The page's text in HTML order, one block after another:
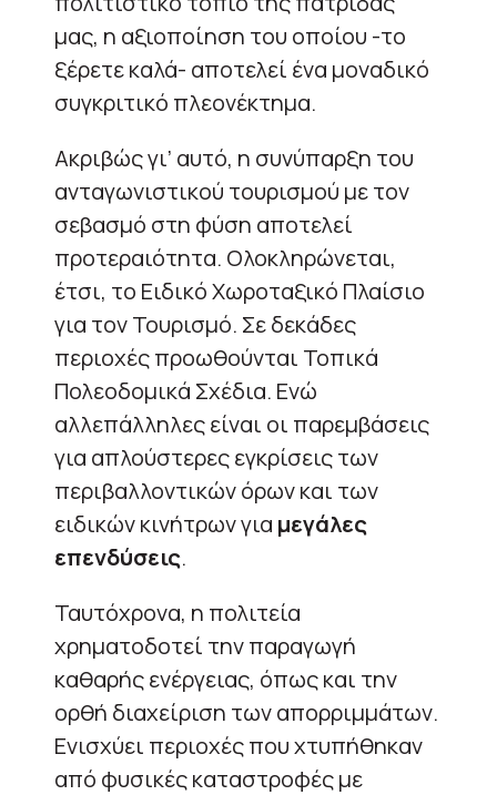
μας, η αξιοποίηση του οποίου -το
ξέρετε καλά- αποτελεί ένα μοναδικό
συγκριτικό πλεονέκτημα.
Ακριβώς γι’ αυτό, η συνύπαρξη του
ανταγωνιστικού τουρισμού με τον
σεβασμό στη φύση αποτελεί
προτεραιότητα. Ολοκληρώνεται,
έτσι, το Ειδικό Χωροταξικό Πλαίσιο
για τον Τουρισμό. Σε δεκάδες
περιοχές προωθούνται Τοπικά
Πολεοδομικά Σχέδια. Ενώ
αλλεπάλληλες είναι οι παρεμβάσεις
για απλούστερες εγκρίσεις των
περιβαλλοντικών όρων και των
ειδικών κινήτρων για μεγάλες
επενδύσεις.
Ταυτόχρονα, η πολιτεία
χρηματοδοτεί την παραγωγή
καθαρής ενέργειας, όπως και την
ορθή διαχείριση των απορριμμάτων.
Ενισχύει περιοχές που χτυπήθηκαν
από φυσικές καταστροφές με